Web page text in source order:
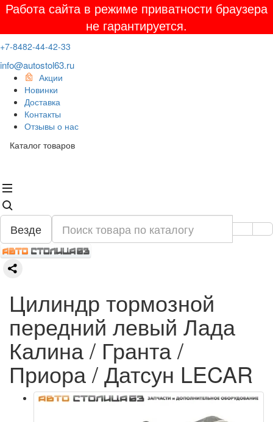
Работа сайта в режиме приватности браузера
не гарантируется.
+7-8482-44-42-33
info@autostol63.ru
Акции
Новинки
Доставка
Контакты
Отзывы о нас
Каталог товаров
Везде
Цилиндр тормозной
передний левый Лада
Калина / Гранта /
Приора / Датсун LECAR